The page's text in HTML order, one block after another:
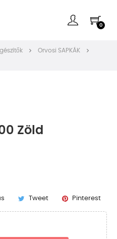
0
Orvosi SAPKÁK
Zöld
Tweet Pinterest